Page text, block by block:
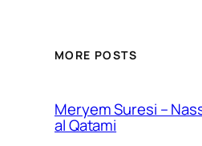
MORE POSTS
Meryem Suresi –
al Qatami